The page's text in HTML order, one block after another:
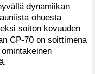
dynamiikan
ohuesta
soiton kovuuden
CP-70 on soittimena